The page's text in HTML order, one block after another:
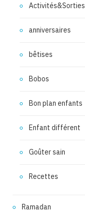
Activités&Sorties
anniversaires
bêtises
Bobos
Bon plan enfants
Enfant différent
Goûter sain
Recettes
Ramadan